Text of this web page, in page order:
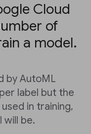
Cloud
of
a model.
by AutoML
label but the
in training,
will be.